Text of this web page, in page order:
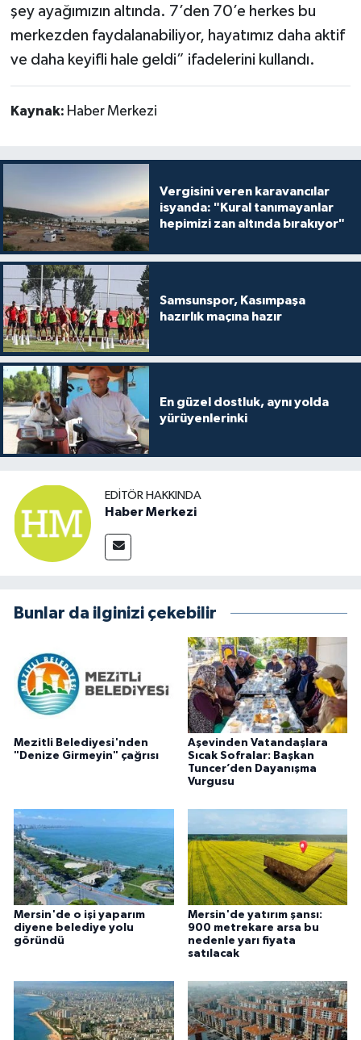
şey ayağımızın altında. 7’den 70’e herkes bu
merkezden faydalanabiliyor, hayatımız daha aktif
ve daha keyifli hale geldi” ifadelerini kullandı.
Kaynak: Haber Merkezi
Vergisini veren karavancılar
isyanda: "Kural tanımayanlar
hepimizi zan altında bırakıyor"
Samsunspor, Kasımpaşa
hazırlık maçına hazır
En güzel dostluk, aynı yolda
yürüyenlerinki
EDITÖR HAKKINDA
Haber Merkezi
Bunlar da ilginizi çekebilir
Mezitli Belediyesi'nden
"Denize Girmeyin" çağrısı
Aşevinden Vatandaşlara
Sıcak Sofralar: Başkan
Tuncer’den Dayanışma
Vurgusu
Mersin'de o işi yaparım
diyene belediye yolu
göründü
Mersin'de yatırım şansı:
900 metrekare arsa bu
nedenle yarı fiyata
satılacak